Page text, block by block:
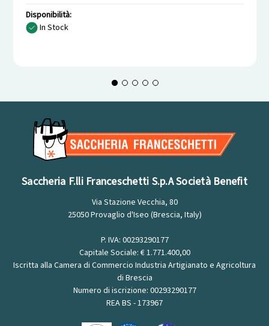
Disponibilità:
In Stock
Saccheria F.lli Franceschetti S.p.A Società Benefit
Via Stazione Vecchia, 80
25050 Provaglio d'Iseo (Brescia, Italy)
P. IVA: 00293290177
Capitale Sociale: € 1.771.400,00
Iscritta alla Camera di Commercio Industria Artigianato e Agricoltura
di Brescia
Numero di iscrizione: 00293290177
REA BS - 173967